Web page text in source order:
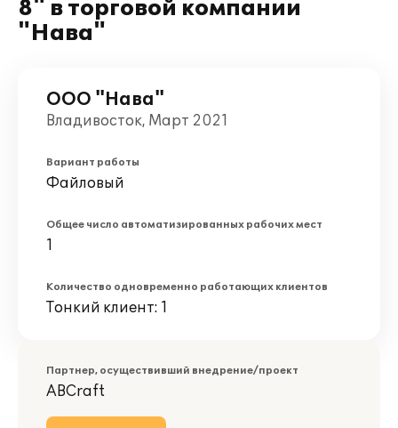
8" в торговой компании
"Нава"
ООО "Нава"
Владивосток, Март 2021
Вариант работы
Файловый
Общее число автоматизированных рабочих мест
1
Количество одновременно работающих клиентов
Тонкий клиент: 1
Партнер, осуществивший внедрение/проект
ABCraft